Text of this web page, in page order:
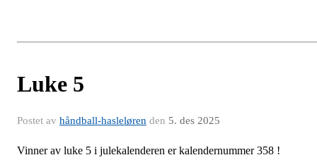
Luke 5
Postet av håndball-hasleløren den 5. des 2025
Vinner av luke 5 i julekalenderen er kalendernummer 358 !